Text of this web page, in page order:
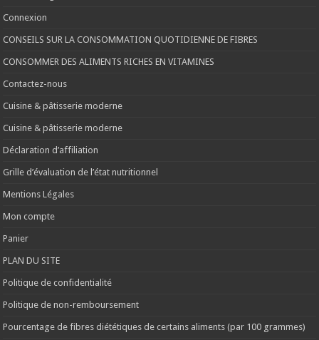
Connexion
CONSEILS SUR LA CONSOMMATION QUOTIDIENNE DE FIBRES
CONSOMMER DES ALIMENTS RICHES EN VITAMINES
Contactez-nous
Cuisine & pâtisserie moderne
Cuisine & pâtisserie moderne
Déclaration d’affiliation
Grille d’évaluation de l’état nutritionnel
Mentions Légales
Mon compte
Panier
PLAN DU SITE
Politique de confidentialité
Politique de non-remboursement
Pourcentage de fibres diététiques de certains aliments (par 100 grammes)